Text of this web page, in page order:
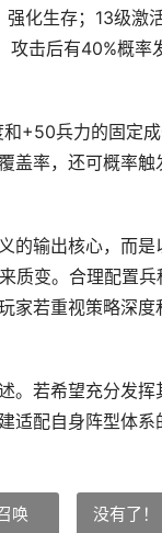
强化生存；13级
攻击后有40%概
+50兵力的固定
盖率，还可概率
的输出核心，而
质变。合理配置
家若重视策略深
。若希望充分发
配自身阵型体系
唤
没有了！